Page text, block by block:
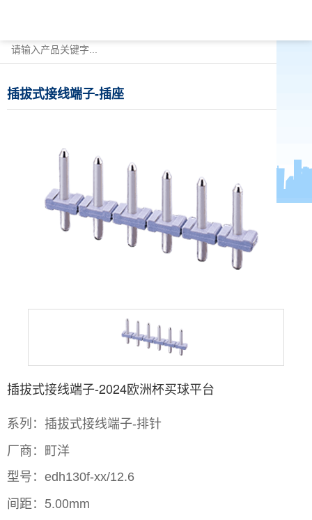
插拔式接线端子-插座
插拔式接线端子-2024欧洲杯买球平台
系列：插拔式接线端子-排针
厂商：町洋
型号： edh130f-xx/12.6
间距：5.00mm